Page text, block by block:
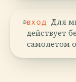
ВХОД
Для
действует
самолетом